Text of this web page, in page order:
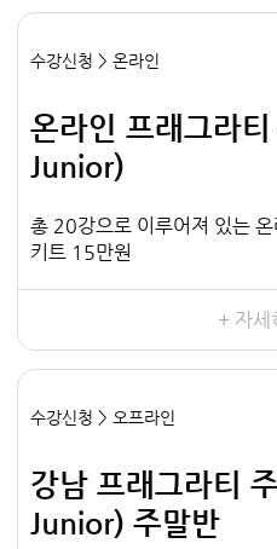
수강신청 > 온라인
온라인 프래그라
Junior)
총 20강으로 이루어져 있는
키트 15만원
+ 자세
수강신청 > 오프라인
강남 프래그라티
Junior) 주말반